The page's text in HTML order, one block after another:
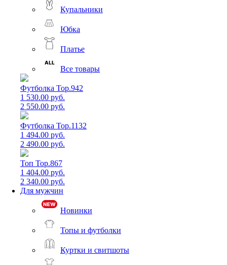
Купальники
Юбка
Платье
Все товары
Футболка Top.942
1 530.00 руб.
2 550.00 руб.
Футболка Top.1132
1 494.00 руб.
2 490.00 руб.
Топ Top.867
1 404.00 руб.
2 340.00 руб.
Для мужчин
Новинки
Топы и футболки
Куртки и свитшоты